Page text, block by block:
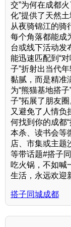
交”为何在成都
化”提供了天然
从夜骑锦江的骑
每个角落都能成
台或线下活动发
能迅速匹配到“对
子”折射出当代
黏腻，而是精准
为“熊猫基地搭
子”拓展了朋友
又避免了人情负
何找到你的成都
本杀、读书会等
店、市集或主题
等带话题#搭子
吃火锅，不如喊
生活，永远欢迎
搭子同城成都